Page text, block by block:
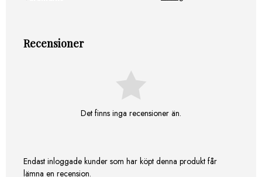
Recensioner
Det finns inga recensioner än.
Endast inloggade kunder som har köpt denna produkt får
lämna en recension.